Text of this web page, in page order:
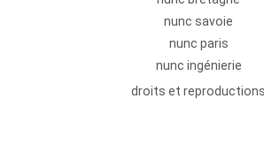
nunc savoie
nunc paris
nunc ingénierie
droits et reproductions